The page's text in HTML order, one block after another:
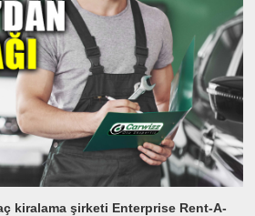
kiralama şirketi Enterprise Rent-A-